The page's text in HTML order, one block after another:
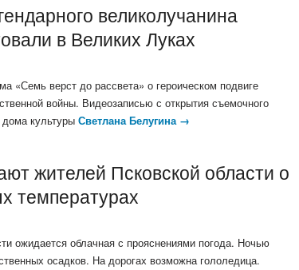
великолучанина
в Великих Луках
«Семь верст до рассвета» о героическом подвиге
войны. Видеозаписью с открытия съемочного
культуры Светлана Белугина →
жителей Псковской области о
температурах
ожидается облачная с прояснениями погода. Ночью
осадков. На дорогах возможна гололедица.